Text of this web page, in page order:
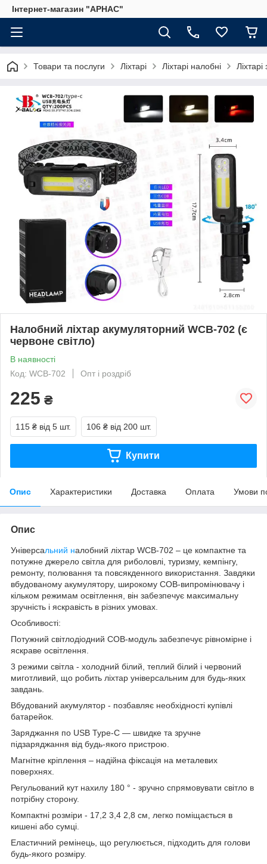
Інтернет-магазин "АРНАС"
Товари та послуги Ліхтарі Ліхтарі налобні
Налобний ліхтар акумуляторний WCB-702 (є
червоне світло)
В наявності
Код: WCB-702
Опт і роздріб
225 ₴
115 ₴ від 5 шт. 106 ₴ від 200 шт.
Купити
Опис Характеристики Доставка Оплата Умови
Опис
Універсальний налобний ліхтар WCB-702 – це компактне та
потужне джерело світла для риболовлі, туризму, кемпінгу,
ремонту, полювання та повсякденного використання. Завдяки
вбудованому акумулятору, широкому COB-випромінювачу і
кільком режимам освітлення, він забезпечує максимальну
зручність і яскравість в різних умовах.
Особливості:
Потужний світлодіодний COB-модуль забезпечує рівномірне і
яскраве освітлення.
3 режими світла - холодний білий, теплий білий і червоний
миготливий, що робить ліхтар універсальним для будь-яких
завдань.
Вбудований акумулятор - позбавляє необхідності купівлі
батарейок.
Заряджання по USB Type-C — швидке та зручне
підзаряджання від будь-якого пристрою.
Магнітне кріплення – надійна фіксація на металевих
поверхнях.
Регульований кут нахилу 180 ° - зручно спрямовувати світло в
потрібну сторону.
Компактні розміри - 17,2 3,4 2,8 см, легко поміщається в
кишені або сумці.
Еластичний ремінець, що регулюється, підходить для голови
будь-якого розміру.